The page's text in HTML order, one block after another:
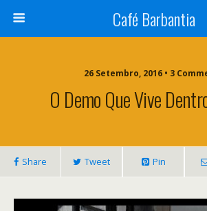
Café Barbantia
26 Setembro, 2016 • 3
O Demo Que Vive
Share Tweet Pin